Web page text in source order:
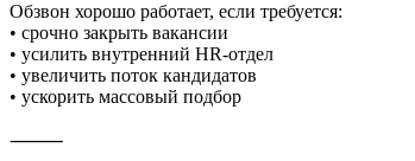
Обзвон хорошо работает, если требуется:
• срочно закрыть вакансии
• усилить внутренний HR-отдел
• увеличить поток кандидатов
• ускорить массовый подбор
⸻